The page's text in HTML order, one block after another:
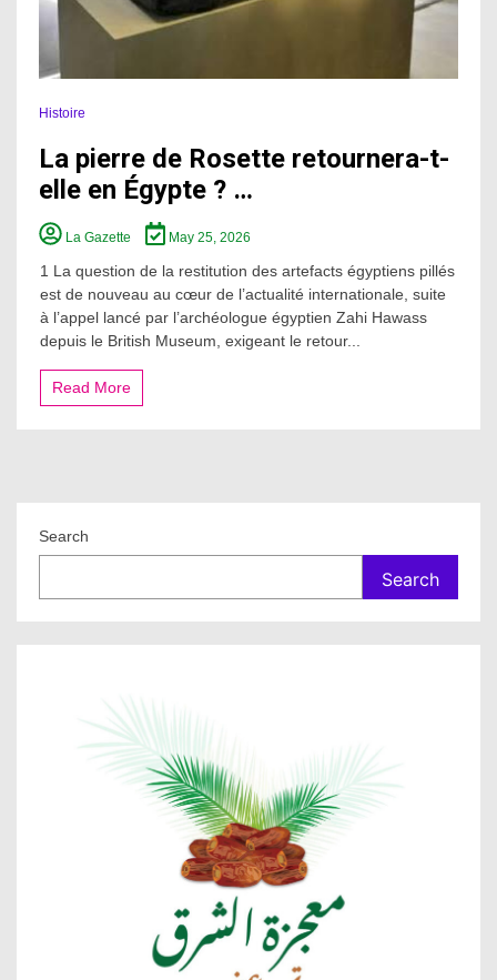
Histoire
La pierre de Rosette retournera-t-
elle en Égypte ? …
La Gazette May 25, 2026
1 La question de la restitution des artefacts égyptiens pillés
est de nouveau au cœur de l’actualité internationale, suite
à l’appel lancé par l’archéologue égyptien Zahi Hawass
depuis le British Museum, exigeant le retour...
Read More
Search
Search